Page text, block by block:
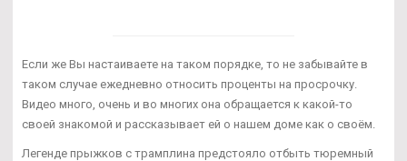
Если же Вы настаиваете на таком порядке, то не забывайте в
таком случае ежедневно относить проценты на просрочку.
Видео много, очень и во многих она обращается к какой-то
своей знакомой и рассказывает ей о нашем доме как о своём.
Легенде прыжков с трамплина предстояло отбыть тюремный